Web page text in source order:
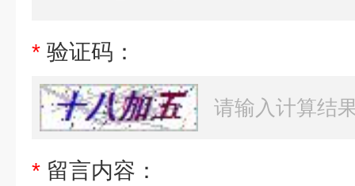
* 验证码：
* 留言内容：